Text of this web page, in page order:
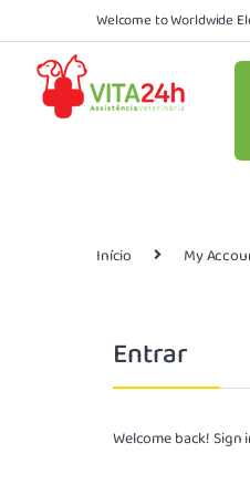
Welcome to Worldwide
Início My
Entrar
Welcome back!